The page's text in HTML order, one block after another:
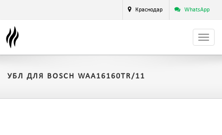
Краснодар WhatsApp
УБЛ ДЛЯ BOSCH WAA16160TR/11